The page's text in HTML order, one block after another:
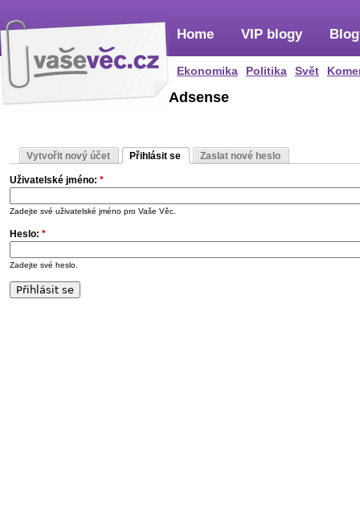
Home
Ekonomika Politika Svět
VIP blogy
Adsense
Vytvořit nový účet Přihlásit se Zaslat nové heslo
Uživatelské jméno: *
Zadejte své uživatelské jméno pro Vaše Věc.
Heslo: *
Zadejte své heslo.